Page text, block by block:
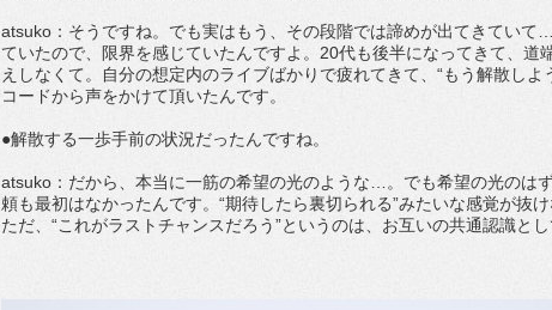
atsuko：そうですね。でも実はもう、その段階では諦めが出てきていて
ていたので、限界を感じていたんですよ。20代も後半になってきて、道
えしなくて。自分の想定内のライブばかりで疲れてきて、“もう解散しよ
コードから声をかけて頂いたんです。
●解散する一歩手前の状況だったんですね。
atsuko：だから、本当に一筋の希望の光のような…。でも希望の光のは
頼も最初はなかったんです。“期待したら裏切られる”みたいな感覚が抜
ただ、“これがラストチャンスだろう”というのは、お互いの共通認識とし